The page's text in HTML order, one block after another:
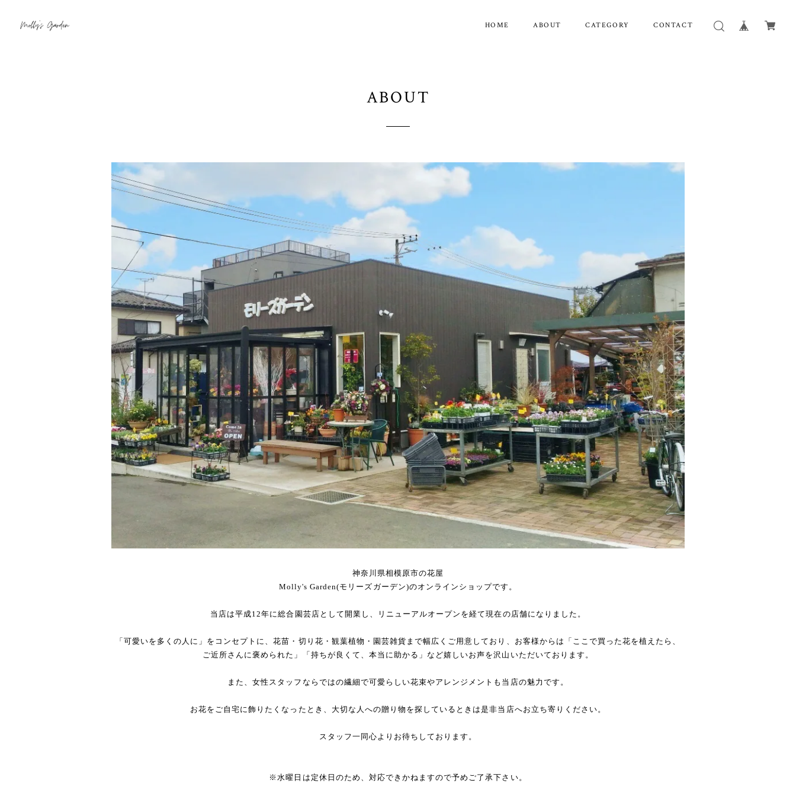
HOME ABOUT CATEGORY CONTACT
ABOUT
神奈川県相模原市の花屋
Molly's Garden(モリーズガーデン)のオンラインショップです。
当店は平成12年に総合園芸店として開業し、リニューアルオープンを経て現在の店舗になりました。
「可愛いを多くの人に」をコンセプトに、花苗・切り花・観葉植物・園芸雑貨まで幅広くご用意しており、お客様からは「ここで買った花を植えたら、
ご近所さんに褒められた」「持ちが良くて、本当に助かる」など嬉しいお声を沢山いただいております。
また、女性スタッフならではの繊細で可愛らしい花束やアレンジメントも当店の魅力です。
お花をご自宅に飾りたくなったとき、大切な人への贈り物を探しているときは是非当店へお立ち寄りください。
スタッフ一同心よりお待ちしております。
※水曜日は定休日のため、対応できかねますので予めご了承下さい。